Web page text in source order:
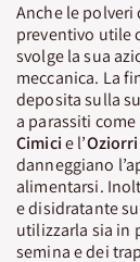
Anche le polveri
preventivo utile
svolge la sua
meccanica. La
deposita sulla
a parassiti come
Cimicie l’
danneggiano
alimentarsi.
e disidratante
utilizzarla sia in
semina e dei